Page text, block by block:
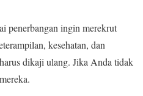
penerbangan ingin merekrut
kesehatan, dan
dikaji ulang. Jika Anda tidak